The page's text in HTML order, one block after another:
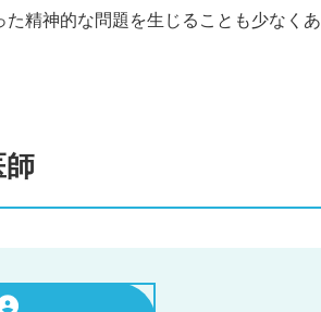
た精神的な問題を生じることも少なく